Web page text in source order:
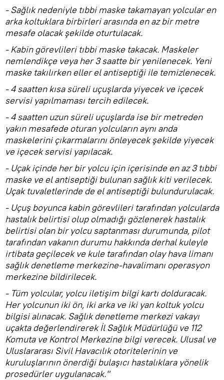
- Sağlık nedeniyle tıbbi maske takamayan yolcular en
arka koltuklara birbirleri arasında en az bir metre
mesafe olacak şekilde oturtulacak.
- Kabin görevlileri tıbbi maske takacak. Maskeler
nemlendikçe veya her 3 saatte bir yenilenecek. Yeni
maske takılırken eller el antiseptiği ile temizlenecek.
- 4 saatten kısa süreli uçuşlarda yiyecek ve içecek
servisi yapılmaması tercih edilecek.
- 4 saatten uzun süreli uçuşlarda ise bir metreden
yakın mesafede oturan yolcuların aynı anda
maskelerini çıkarmalarını önleyecek şekilde yiyecek
ve içecek servisi yapılacak.
- Uçak içinde her bir yolcu için içerisinde en az 3 tıbbi
maske ve el antiseptiği bulunan sağlık kiti verilecek.
Uçak tuvaletlerinde de el antiseptiği bulundurulacak.
- Uçuş boyunca kabin görevlileri tarafından yolcularda
hastalık belirtisi olup olmadığı gözlenerek hastalık
belirtisi olan bir yolcu saptanması durumunda, pilot
tarafından vakanın durumu hakkında derhal kuleyle
irtibata geçilecek ve kule tarafından olay hava limanı
sağlık denetleme merkezine-havalimanı operasyon
merkezine bildirilecek.
- Tüm yolcular, yolcu iletişim bilgi kartı dolduracak.
Her yolcunun iki ön, iki arka ve iki yan koltuk yolcu
bilgisi alınacak. Sağlık denetleme merkezi vakayı
uçakta değerlendirerek İl Sağlık Müdürlüğü ve 112
Komuta ve Kontrol Merkezine bilgi verecek. Ulusal ve
Uluslararası Sivil Havacılık otoritelerinin ve
kuruluşlarının önerdiği bulaşıcı hastalıklara yönelik
prosedürler uygulanacak."